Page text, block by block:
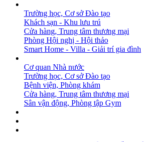
Trường học, Cơ sở Đào tạo
Khách sạn - Khu lưu trú
Cửa hàng, Trung tâm thương mại
Phòng Hội nghị - Hội thảo
Smart Home - Villa - Giải trí gia đình
Cơ quan Nhà nước
Trường học, Cơ sở Đào tạo
Bệnh viện, Phòng khám
Cửa hàng, Trung tâm thương mại
Sân vận động, Phòng tập Gym